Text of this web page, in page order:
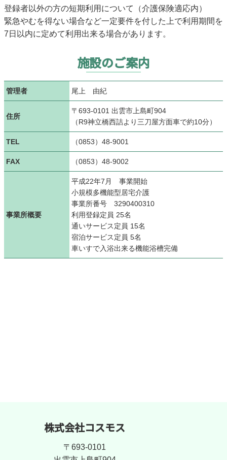
登録者以外の方の短期利用について（介護保険適応内）
緊急やむを得ない場合など一定要件を付した上で利用期間を
7日以内に定めて利用出来る場合があります。
施設のご案内
管理者 尾上 由紀
住所
〒693-0101 出雲市上島町904
（R9神立橋西詰より三刀屋方面車で約10分）
TEL （0853）48-9001
FAX （0853）48-9002
事業所概要
平成22年7月 事業開始
小規模多機能型居宅介護
事業所番号 3290400310
利用登録定員 25名
通いサービス定員 15名
宿泊サービス定員 5名
車いすで入浴出来る機能浴槽完備
株式会社コスモス
〒693-0101